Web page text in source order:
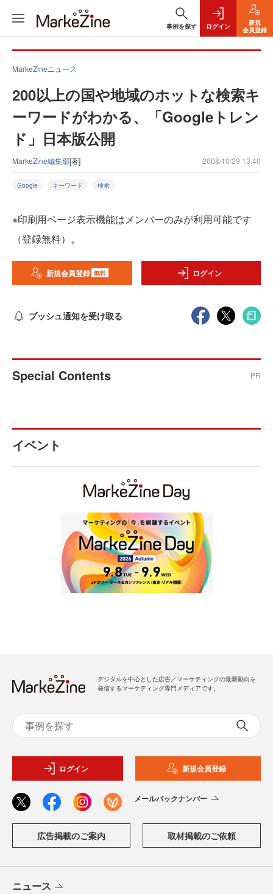
事例を探す ログイン
新規
会員登録
MarkeZineニュース
200以上の国や地域のホットな検索キ
ーワードがわかる、「Googleトレン
ド」日本版公開
MarkeZine編集部[著] 2008/10/29 13:40
Google キーワード 検索
※印刷用ページ表示機能はメンバーのみが利用可能です
（登録無料）。
新規会員登録 無料 ログイン
プッシュ通知を受け取る
Special Contents PR
イベント
デジタルを中心とした広告／マーケティングの最新動向を
発信するマーケティング専門メディアです。
ログイン 新規会員登録
メールバックナンバー
広告掲載のご案内 取材掲載のご依頼
ニュース